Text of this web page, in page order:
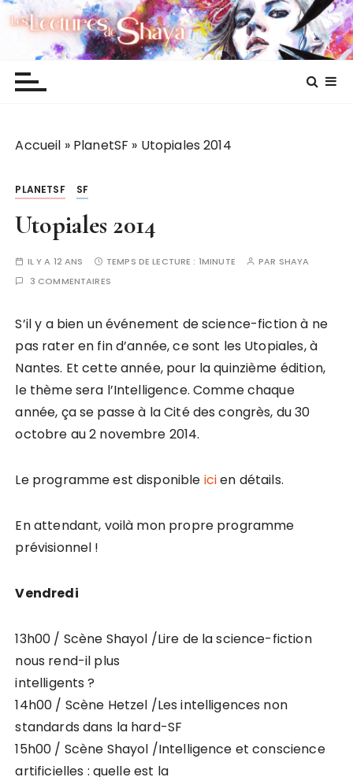
P
Les lectures de Shaya
Accueil » PlanetSF » Utopiales 2014
PLANETSF SF
Utopiales 2014
IL Y A 12 ANS TEMPS DE LECTURE : 1MINUTE PAR SHAYA
3 COMMENTAIRES
S’il y a bien un événement de science-fiction à ne
pas rater en fin d’année, ce sont les Utopiales, à
Nantes. Et cette année, pour la quinzième édition,
le thème sera l’Intelligence. Comme chaque
année, ça se passe à la Cité des congrès, du 30
octobre au 2 novembre 2014.
Le programme est disponible icien détails.
En attendant, voilà mon propre programme
prévisionnel !
Vendredi
13h00 / Scène Shayol /Lire de la science-fiction
nous rend-il plus
intelligents ?
14h00 / Scène Hetzel /Les intelligences non
standards dans la hard-SF
15h00 / Scène Shayol /Intelligence et conscience
artificielles : quelle est la